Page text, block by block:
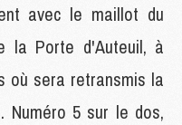
avec le maillot du
la Porte d'Auteuil, à
où sera retransmis la
Numéro 5 sur le dos,